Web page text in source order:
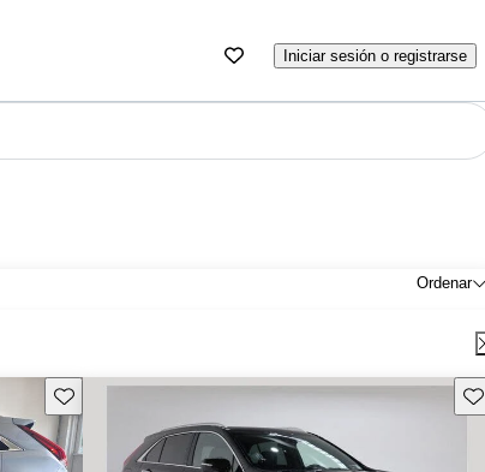
Iniciar sesión o registrarse
Ordenar
Guarda este Aviso